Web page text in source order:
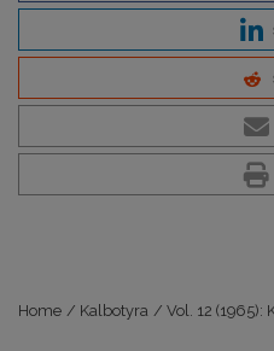
Home / Kalbotyra / Vol. 12 (1965):